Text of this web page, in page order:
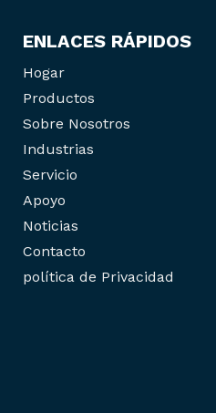
ENLACES RÁPIDOS
Hogar
Productos
Sobre Nosotros
Industrias
Servicio
Apoyo
Noticias
Contacto
política de Privacidad